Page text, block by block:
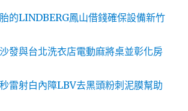
的LINDBERG鳳山借錢確保設備新竹
發與台北洗衣店電動麻將桌並彰化房
雷射白內障LBV去黑頭粉刺泥膜幫助